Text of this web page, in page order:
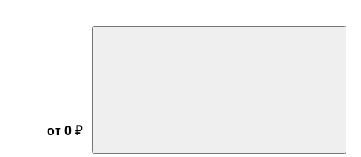
от 0 ₽